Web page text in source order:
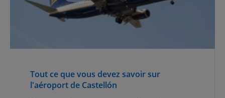
Tout ce que vous devez savoir sur
l'aéroport de Castellón